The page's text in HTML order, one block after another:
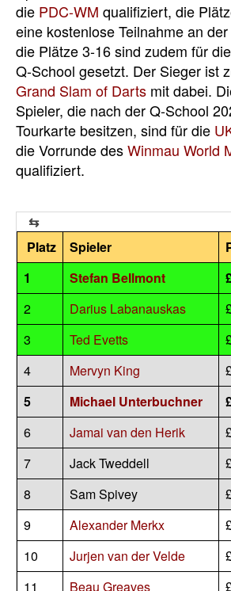
die PDC-WM qualifiziert, die
eine kostenlose Teilnahme an der
die Plätze 3-16 sind zudem für
Q-School gesetzt. Der Sieger ist
Grand Slam of Darts mit dabei.
Spieler, die nach der Q-School
Tourkarte besitzen, sind für die
die Vorrunde desWinmau World
qualifiziert.
Platz Spieler
1
Stefan Bellmont
2
Darius Labanauskas
3
Ted Evetts
4
Mervyn King
5
Michael Unterbuchner
6
Jamai van den Herik
7
Jack Tweddell
8
Sam Spivey
9
Alexander Merkx
10
Jurjen van der Velde
11
Beau Greaves